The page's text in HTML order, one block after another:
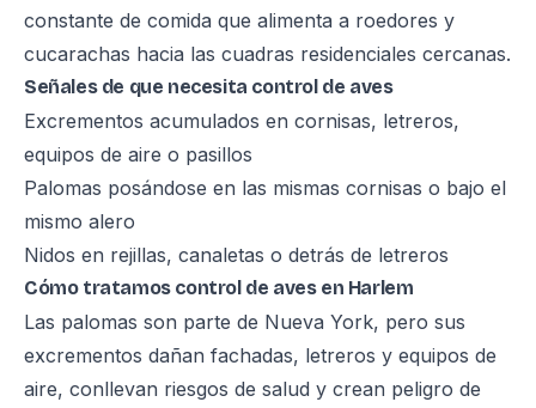
constante de comida que alimenta a roedores y
cucarachas hacia las cuadras residenciales cercanas.
Señales de que necesita control de aves
Excrementos acumulados en cornisas, letreros,
equipos de aire o pasillos
Palomas posándose en las mismas cornisas o bajo el
mismo alero
Nidos en rejillas, canaletas o detrás de letreros
Cómo tratamos control de aves en Harlem
Las palomas son parte de Nueva York, pero sus
excrementos dañan fachadas, letreros y equipos de
aire, conllevan riesgos de salud y crean peligro de